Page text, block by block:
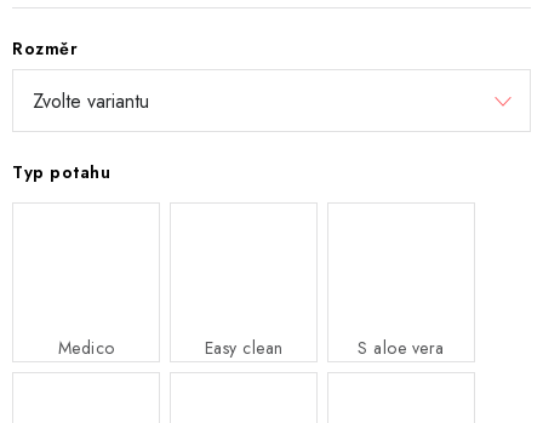
Rozměr
Typ potahu
Medico Easy clean S aloe vera